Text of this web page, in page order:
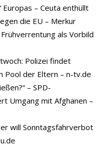
– Ceuta enthüllt
die EU – Merkur
als Vorbild
Polizei findet
der Eltern – n-tv.de
– SPD-
Umgang mit Afghanen –
will Sonntagsfahrverbot